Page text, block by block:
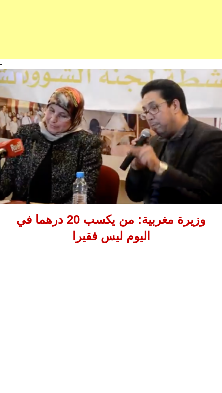
-
وزيرة مغربية: من يكسب 20 درهما في
اليوم ليس فقيرا